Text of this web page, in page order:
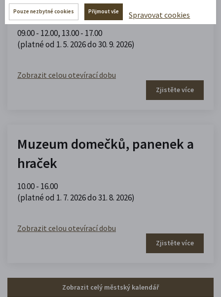
Portmoneum
09.00 - 12.00, 13.00 - 17.00
(platné od 1. 5. 2026 do 30. 9. 2026)
Zobrazit celou otevírací dobu
Zjistěte více
Muzeum domečků, panenek a
hraček
10.00 - 16.00
(platné od 1. 7. 2026 do 31. 8. 2026)
Zobrazit celou otevírací dobu
Zjistěte více
Zobrazit celý městský kalendář
Pouze nezbytné cookies Přijmout vše Spravovat cookies